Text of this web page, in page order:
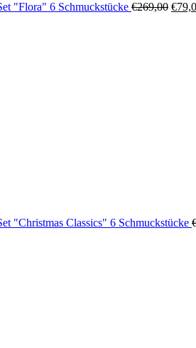
"Flora" 6 Schmuckstücke €269,00 €
"Christmas Classics" 6 Schmuckstücke